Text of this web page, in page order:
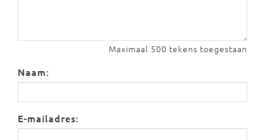
Maximaal 500 tekens toegestaan
Naam:
E-mailadres: